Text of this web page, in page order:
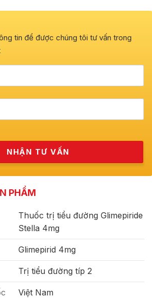
tin để được chúng tôi tư vấn trong
PHẨM
Thuốc trị tiểu đường Glimepiride
Stella 4mg
Glimepirid 4mg
Trị tiểu đường típ 2
Việt Nam